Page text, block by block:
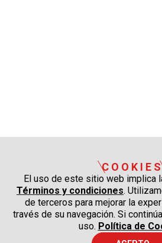
El uso de este sitio web implica
Términos y condiciones.
de terceros para mejorar la
través de su navegación. Si
uso. Política de